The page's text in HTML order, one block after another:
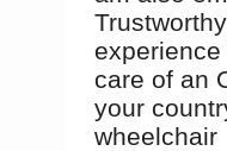
care of an
your
wheelchair